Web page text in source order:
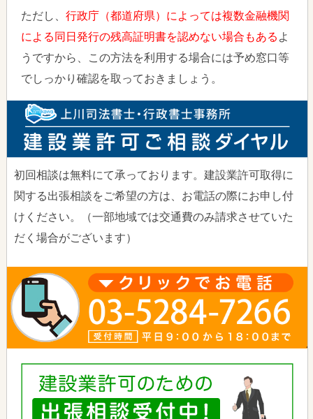
ただし、 行政庁（都道府県）によっては複数金融機関
による同日発行の残高証明書を認めない場合もある よ
うですから、この方法を利用する場合には予め窓口等
でしっかり確認を取っておきましょう。
初回相談は無料にて承っております。建設業許可取得に
関する出張相談をご希望の方は、お電話の際にお申し付
けください。（一部地域では交通費のみ請求させていた
だく場合がございます）